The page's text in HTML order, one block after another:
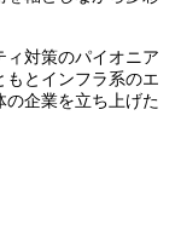
対策のパイオニア
とインフラ系のエ
の企業を立ち上げた